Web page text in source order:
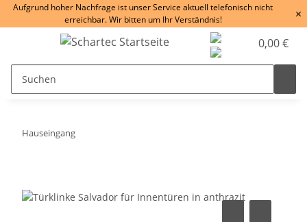
Aufgrund hoher Nachfrage ist unser Service aktuell telefonisch nicht
erreichbar. Wir bitten um Ihr Verständnis!
×
0,00 €
Hauseingang